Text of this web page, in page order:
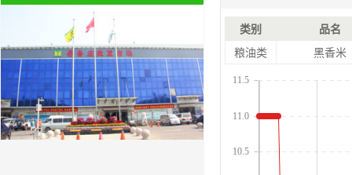
类别
品名
粮油类
黑香米
10.5
11.0
11.5